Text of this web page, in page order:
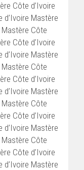
Côte d’Ivoire
d’Ivoire Mastère
Mastère Côte
Côte d’Ivoire
d’Ivoire Mastère
Mastère Côte
Côte d’Ivoire
d’Ivoire Mastère
Mastère Côte
Côte d’Ivoire
d’Ivoire Mastère
Mastère Côte
Côte d’Ivoire
d’Ivoire Mastère